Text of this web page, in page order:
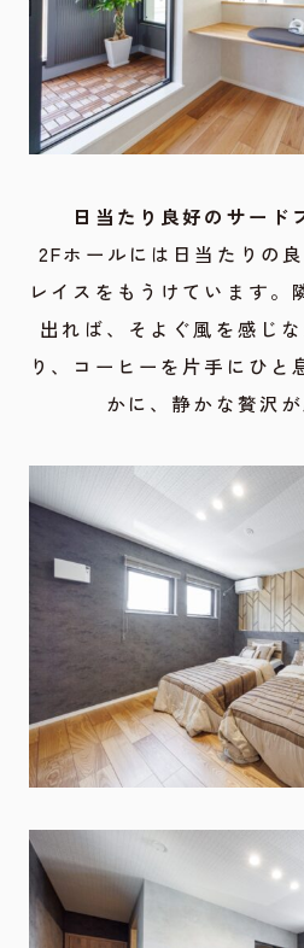
日当たり良好のサード
2Fホールには日当たりの
レイスをもうけています。
出れば、そよぐ風を感じ
り、コーヒーを片手にひと
かに、静かな贅沢が